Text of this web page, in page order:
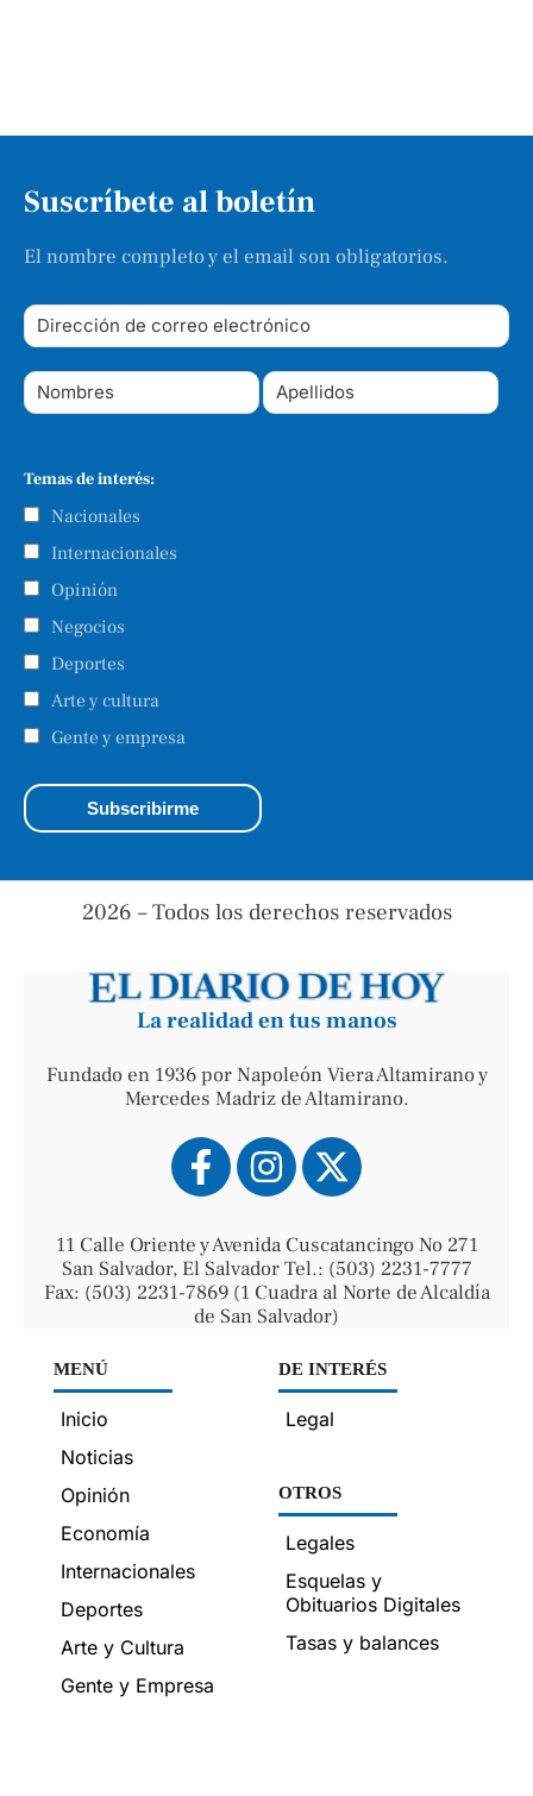
Suscríbete al boletín
El nombre completo y el email son obligatorios.
Temas de interés:
Nacionales
Internacionales
Opinión
Negocios
Deportes
Arte y cultura
Gente y empresa
2026 – Todos los derechos reservados
La realidad en tus manos
Fundado en 1936 por Napoleón Viera Altamirano y
Mercedes Madriz de Altamirano.
11 Calle Oriente y Avenida Cuscatancingo No 271
San Salvador, El Salvador Tel.: (503) 2231-7777
Fax: (503) 2231-7869 (1 Cuadra al Norte de Alcaldía
de San Salvador)
MENÚ
Inicio
Noticias
Opinión
Economía
Internacionales
Deportes
Arte y Cultura
Gente y Empresa
DE INTERÉS
Legal
OTROS
Legales
Esquelas y
Obituarios Digitales
Tasas y balances